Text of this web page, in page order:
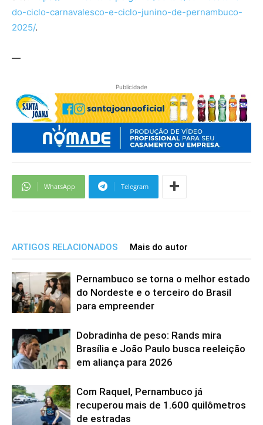
do-ciclo-carnavalesco-e-ciclo-junino-de-pernambuco-
2025/.
—
Publicidade
WhatsApp Telegram
ARTIGOS RELACIONADOS Mais do autor
Pernambuco se torna o melhor estado
do Nordeste e o terceiro do Brasil
para empreender
Dobradinha de peso: Rands mira
Brasília e João Paulo busca reeleição
em aliança para 2026
Com Raquel, Pernambuco já
recuperou mais de 1.600 quilômetros
de estradas